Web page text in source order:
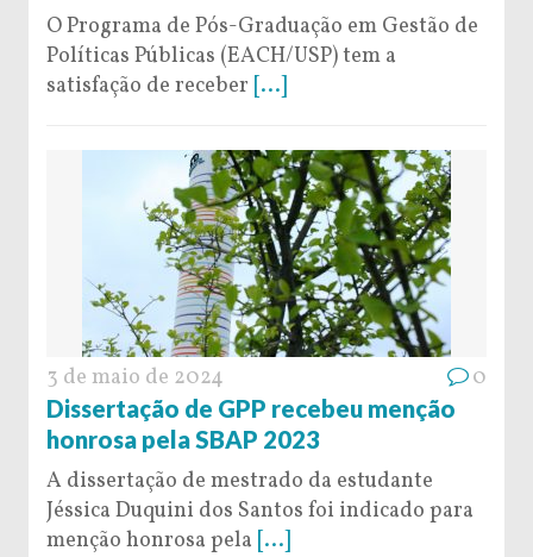
O Programa de Pós-Graduação em Gestão de
Políticas Públicas (EACH/USP) tem a
satisfação de receber [...]
3 de maio de 2024 0
Dissertação de GPP recebeu menção
honrosa pela SBAP 2023
A dissertação de mestrado da estudante
Jéssica Duquini dos Santos foi indicado para
menção honrosa pela [...]